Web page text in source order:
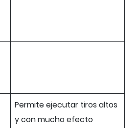
Permite ejecutar tiros altos
y con mucho efecto